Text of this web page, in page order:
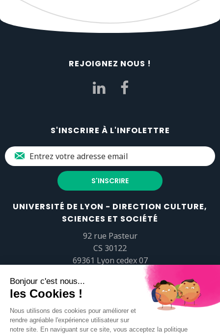
REJOIGNEZ NOUS !
S'INSCRIRE À L'INFOLETTRE
UNIVERSITÉ DE LYON - DIRECTION CULTURE,
SCIENCES ET SOCIÉTÉ
92 rue Pasteur
CS 30122
69361 Lyon cedex 07
popsciences@universite-lyon.fr
Tél.+33 (0)4 37 37 82 01